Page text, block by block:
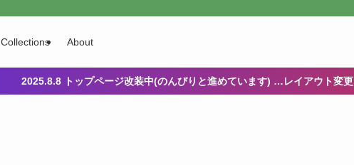
Collections About
2025.8.8 トップページ改装中(のんびりと進めています) …レイアウト変更